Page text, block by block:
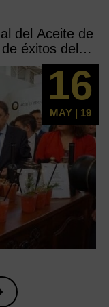
del Aceite de
éxitos del
16
MAY | 19